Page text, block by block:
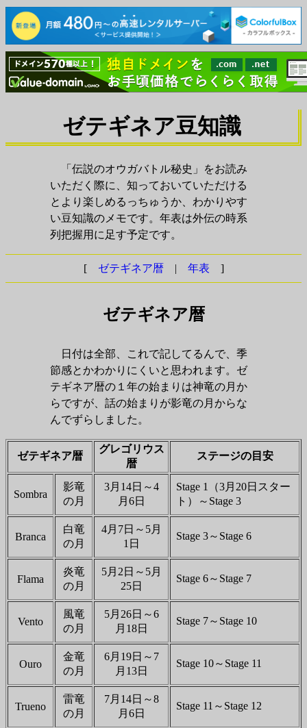
ゼテギネア豆知識
「伝説のオウガバトル秘史」をお読み
いただく際に、知っておいていただける
とより楽しめるっちゅうか、わかりやす
い豆知識のメモです。年表は外伝の時系
列把握用に足す予定です。
[ ゼテギネア暦 | 年表 ]
ゼテギネア暦
日付は全部、これで記してるんで、季
節感とかわかりにくいと思われます。ゼ
テギネア暦の１年の始まりは神竜の月か
らですが、話の始まりが影竜の月からな
んでずらしました。
ゼテギネア暦
グレゴリウス
暦
ステージの目安
Sombra
影竜
の月
3月14日～4
月6日
Stage 1（3月20日スター
ト）～Stage 3
Branca
白竜
の月
4月7日～5月
1日
Stage 3～Stage 6
Flama
炎竜
の月
5月2日～5月
25日
Stage 6～Stage 7
Vento
風竜
の月
5月26日～6
月18日
Stage 7～Stage 10
Ouro
金竜
の月
6月19日～7
月13日
Stage 10～Stage 11
Trueno
雷竜
の月
7月14日～8
月6日
Stage 11～Stage 12